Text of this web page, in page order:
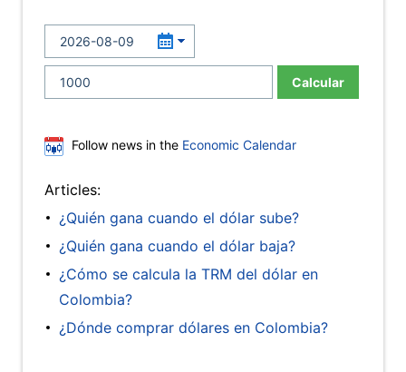
Calcular
Follow news in the Economic Calendar
Articles:
¿Quién gana cuando el dólar sube?
¿Quién gana cuando el dólar baja?
¿Cómo se calcula la TRM del dólar en
Colombia?
¿Dónde comprar dólares en Colombia?